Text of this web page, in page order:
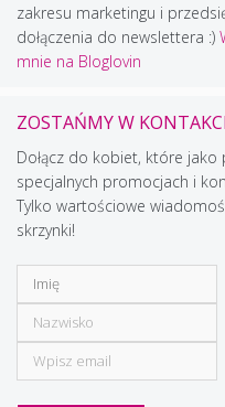
zakresu marketingu i
dołączenia do newslettera :)
mnie na Bloglovin
ZOSTAŃMY W
Dołącz do kobiet, które
specjalnych promocjach i
Tylko wartościowe
skrzynki!